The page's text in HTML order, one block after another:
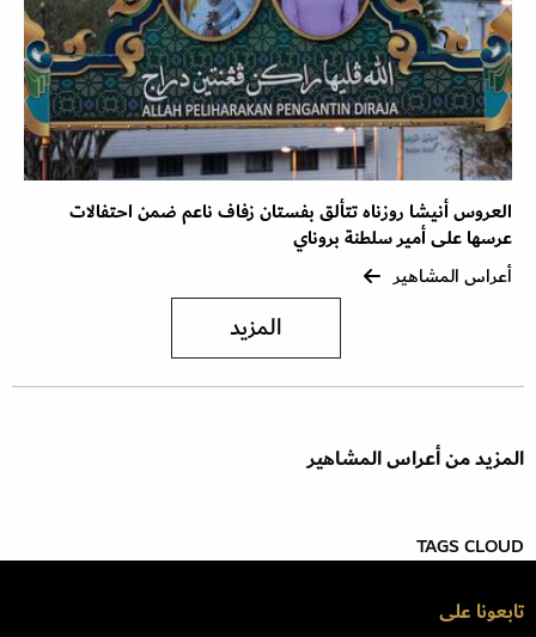
العروس أنيشا روزناه تتألق بفستان زفاف ناعم ضمن احتفالات
عرسها على أمير سلطنة بروناي
أعراس المشاهير
المزيد
المزيد من أعراس المشاهير
TAGS CLOUD
تابعونا على